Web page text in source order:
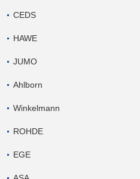
CEDS
HAWE
JUMO
Ahlborn
Winkelmann
ROHDE
EGE